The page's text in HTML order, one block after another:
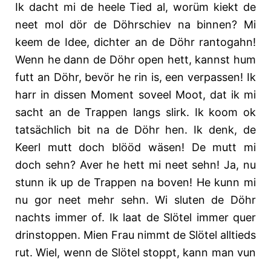
Ik dacht mi de heele Tied al, worüm kiekt de
neet mol dör de Döhrschiev na binnen? Mi
keem de Idee, dichter an de Döhr rantogahn!
Wenn he dann de Döhr open hett, kannst hum
futt an Döhr, bevör he rin is, een verpassen! Ik
harr in dissen Moment soveel Moot, dat ik mi
sacht an de Trappen langs slirk. Ik koom ok
tatsächlich bit na de Döhr hen. Ik denk, de
Keerl mutt doch blööd wäsen! De mutt mi
doch sehn? Aver he hett mi neet sehn! Ja, nu
stunn ik up de Trappen na boven! He kunn mi
nu gor neet mehr sehn. Wi sluten de Döhr
nachts immer of. Ik laat de Slötel immer quer
drinstoppen. Mien Frau nimmt de Slötel alltieds
rut. Wiel, wenn de Slötel stoppt, kann man vun